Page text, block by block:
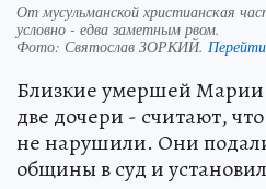
От мусульманской христианская
условно - едва заметным рвом.
Фото: Святослав ЗОРКИЙ.
Близкие умершей
две дочери - считают,
не нарушили. Они
общины в суд и